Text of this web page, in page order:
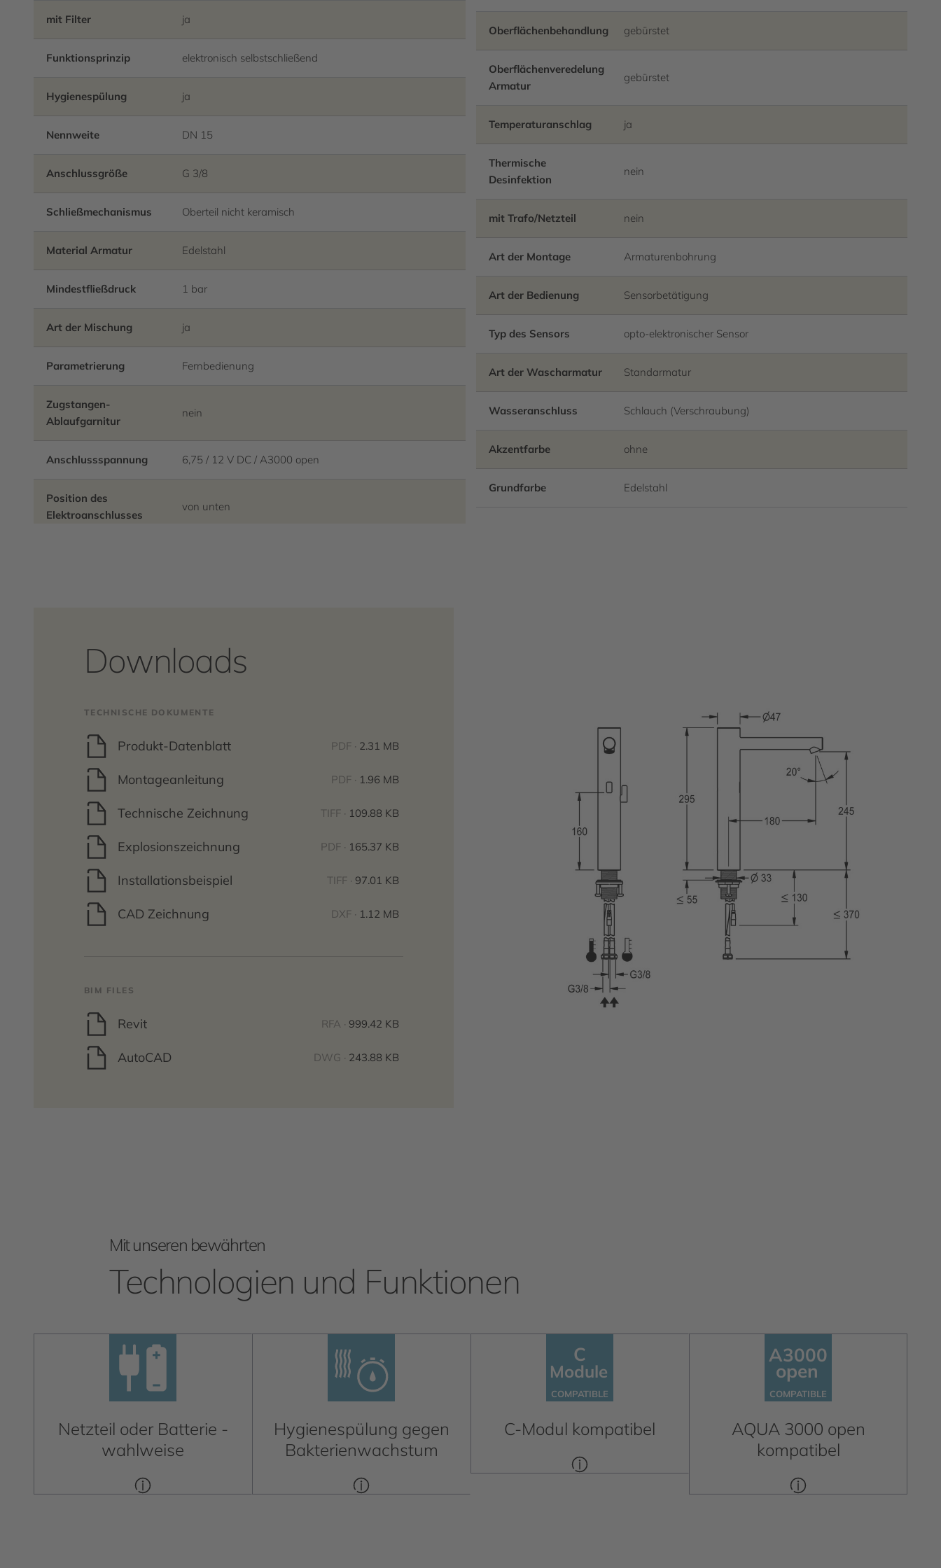
mit Filter ja
Funktionsprinzip elektronisch selbstschließend
Hygienespülung ja
Nennweite DN 15
Anschlussgröße G 3/8
Schließmechanismus Oberteil nicht keramisch
Material Armatur Edelstahl
Mindestfließdruck 1 bar
Art der Mischung ja
Parametrierung Fernbedienung
Zugstangen-
Ablaufgarnitur
nein
Anschlussspannung 6,75 / 12 V DC / A3000 open
Position des
Elektroanschlusses
von unten
Oberflächenbehandlung gebürstet
Oberflächenveredelung
Armatur
gebürstet
Temperaturanschlag ja
Thermische
Desinfektion
nein
mit Trafo/Netzteil nein
Art der Montage Armaturenbohrung
Art der Bedienung Sensorbetätigung
Typ des Sensors opto-elektronischer Sensor
Art der Wascharmatur Standarmatur
Wasseranschluss Schlauch (Verschraubung)
Akzentfarbe ohne
Grundfarbe Edelstahl
Downloads
TECHNISCHE DOKUMENTE
Produkt-Datenblatt PDF · 2.31 MB
Montageanleitung PDF · 1.96 MB
Technische Zeichnung TIFF · 109.88 KB
Explosionszeichnung PDF · 165.37 KB
Installationsbeispiel TIFF · 97.01 KB
CAD Zeichnung DXF · 1.12 MB
BIM FILES
Revit RFA · 999.42 KB
AutoCAD DWG · 243.88 KB
Mit unseren bewährten
Technologien und Funktionen
Netzteil oder Batterie -
wahlweise
Hygienespülung gegen
Bakterienwachstum
C
Module
COMPATIBLE
C-Modul kompatibel
C
Module
C OMP ATIBLE
A3000
open
COMPATIBLE
AQUA 3000 open
kompatibel
A3000
open